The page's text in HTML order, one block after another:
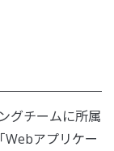
グチームに所属
Webアプリケー